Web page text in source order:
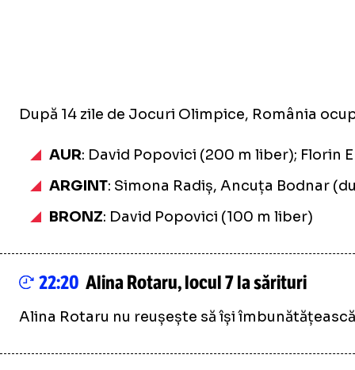
După 14 zile de Jocuri Olimpice, România
AUR: David Popovici (200 m liber); Florin
ARGINT: Simona Radiș, Ancuța Bodnar
BRONZ: David Popovici (100 m liber)
22:20 Alina Rotaru, locul 7 la sărituri
Alina Rotaru nu reușește să își